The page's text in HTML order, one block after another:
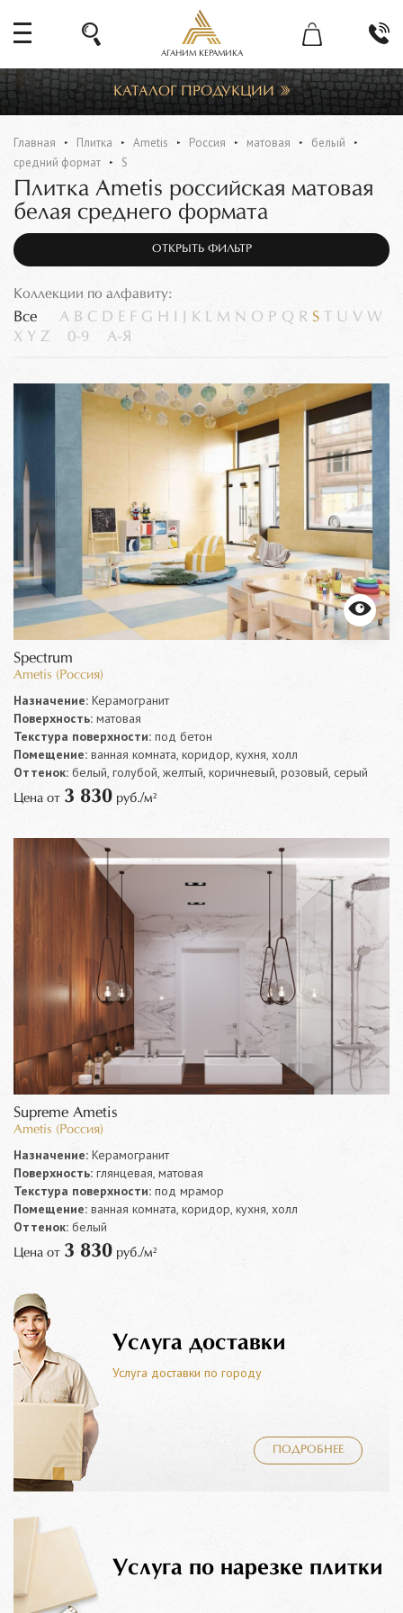
АГАНИМ КЕРАМИКА
КАТАЛОГ ПРОДУКЦИИ
Главная Плитка Ametis Россия матовая
белый
средний формат
S
Плитка Ametis российская матовая
белая среднего формата
ОТКРЫТЬ ФИЛЬТР
Коллекции по алфавиту:
Все A B C D E F G H K L M N O P Q R S U V W
X Y Z 0-9 А-Я
Spectrum
Ametis (Россия)
Назначение: Керамогранит
Поверхность: матовая
Текстура поверхности: под бетон
Помещение: ванная комната, коридор, кухня, холл
Оттенок: белый, голубой, желтый, коричневый, розовый, серый
Цена от 3 830 руб./м²
Supreme Ametis
Ametis (Россия)
Назначение: Керамогранит
Поверхность: глянцевая, матовая
Текстура поверхности: под мрамор
Помещение: ванная комната, коридор, кухня, холл
Оттенок: белый
Цена от 3 830 руб./м²
Услуга доставки
Услуга доставки по городу
ПОДРОБНЕЕ
Услуга по нарезке плитки